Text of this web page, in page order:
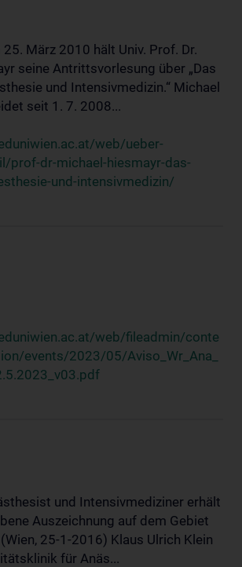
März 2010 hält Univ. Prof. Dr.
seine Antrittsvorlesung über „Das
und Intensivmedizin.“ Michael
seit 1. 7. 2008...
web/ueber-
prof-dr-michael-hiesmayr-das-
und-intensivmedizin/
web/fileadmin/conte
events/2023/05/Aviso_Wr_Ana_
und Intensivmediziner erhält
Auszeichnung auf dem Gebiet
25-1-2016) Klaus Ulrich Klein
für Anäs...